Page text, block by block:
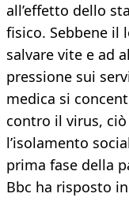
all’effetto dello
fisico. Sebbene il
salvare vite e ad
pressione sui
medica si
contro il virus,
l’isolamento
prima fase della
Bbc ha risposto